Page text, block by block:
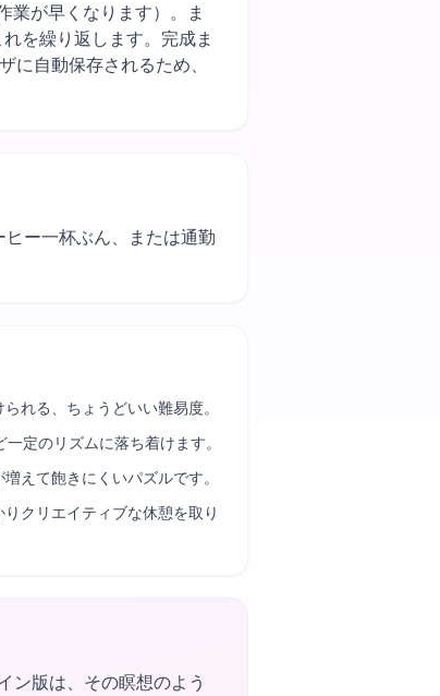
が早くなります）。ま
を繰り返します。完成ま
自動保存されるため、
ー一杯ぶん、または通勤
れる、ちょうどいい難易度。
定のリズムに落ち着けます。
えて飽きにくいパズルです。
クリエイティブな休憩を取り
ン版は、その瞑想のよう